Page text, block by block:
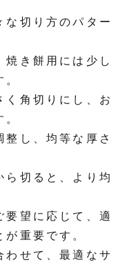
な切り方のパター
焼き餅用には少し
く角切りにし、お
し、均等な厚さ
ら切ると、より均
要望に応じて、適
重要です。
わせて、最適なサ